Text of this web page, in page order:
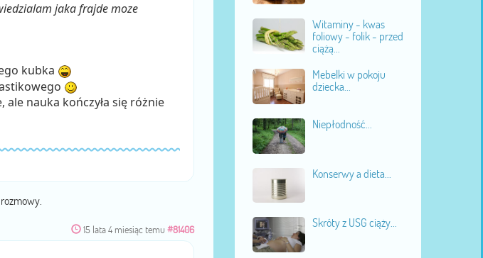
jaka frajde moze
kubka
ale nauka kończyła się różnie
15 lata 4 miesiąc temu #81406
Witaminy - kwas
foliowy - folik - przed
ciążą...
Mebelki w pokoju
dziecka...
Niepłodność...
Konserwy a dieta...
Skróty z USG ciąży...